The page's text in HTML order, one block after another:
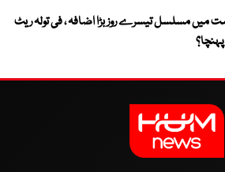
میں مسلسل تیسرے روز بڑا اضافہ ، فی تولہ ریٹ